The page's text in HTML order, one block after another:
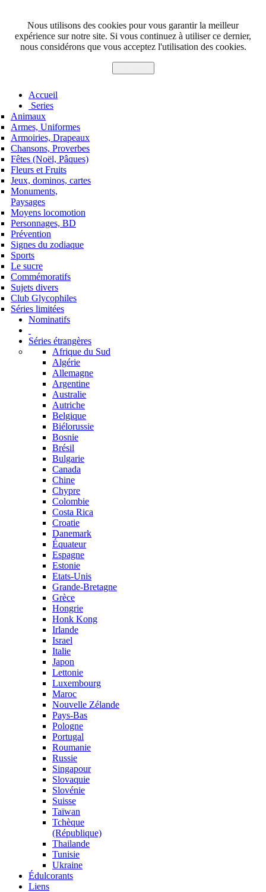
Nous utilisons des cookies pour vous garantir la meilleur
expérience sur notre site. Si vous continuez à utiliser ce dernier,
nous considérons que vous acceptez l'utilisation des cookies.
Accueil
Series
Animaux
Armes, Uniformes
Armoiries, Drapeaux
Chansons, Proverbes
Fêtes (Noël, Pâques)
Fleurs et Fruits
Jeux, dominos, cartes
Monuments,
Paysages
Moyens locomotion
Personnages, BD
Prévention
Signes du zodiaque
Sports
Le sucre
Commémoratifs
Sujets divers
Club Glycophiles
Séries limitées
Nominatifs
Séries étrangères
Afrique du Sud
Algérie
Allemagne
Argentine
Australie
Autriche
Belgique
Biélorussie
Bosnie
Brésil
Bulgarie
Canada
Chine
Chypre
Colombie
Costa Rica
Croatie
Danemark
Équateur
Espagne
Estonie
Etats-Unis
Grande-Bretagne
Grèce
Hongrie
Honk Kong
Irlande
Israel
Italie
Japon
Lettonie
Luxembourg
Maroc
Nouvelle Zélande
Pays-Bas
Pologne
Portugal
Roumanie
Russie
Singapour
Slovaquie
Slovénie
Suisse
Taïwan
Tchèque
(République)
Thailande
Tunisie
Ukraine
Édulcorants
Liens